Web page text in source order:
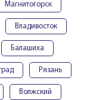
Магнитогорск
Владивосток
Балашиха
Рязань
Волжский